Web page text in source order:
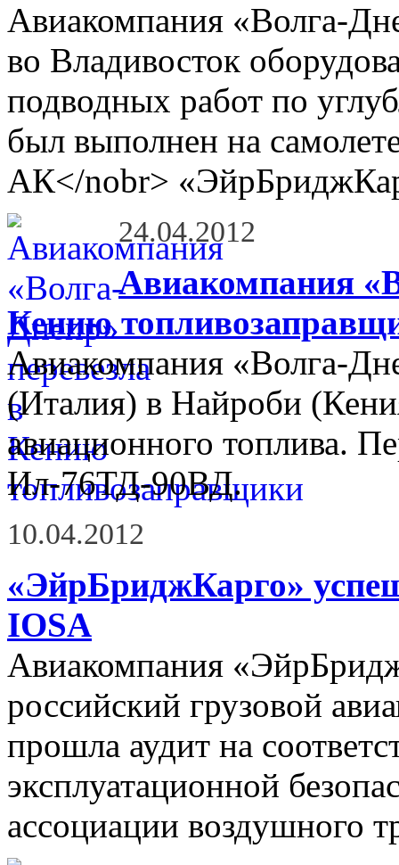
Авиакомпания «Волга-
во Владивосток
подводных работ по
был выполнен на
АК</nobr>
24.04.2012
Авиакомпания
Кению
Авиакомпания «Волга-
(Италия) в Найроби
авиационного топлива.
Ил-76ТД-90ВД.
10.04.2012
«ЭйрБриджКарго»
IOSA
Авиакомпания
российский грузовой
прошла аудит на
эксплуатационной
ассоциации воздушного